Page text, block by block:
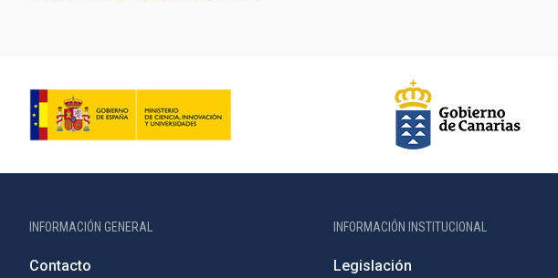
INFORMACIÓN GENERAL
Contacto
INFORMACIÓN INSTITUCIONAL
Legislación